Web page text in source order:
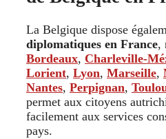
La Belgique dispose
diplomatiques en France,
Bordeaux, Charleville-
Lorient, Lyon, Marseille,
Nantes, Perpignan,
permet aux citoyens
facilement aux services
pays.